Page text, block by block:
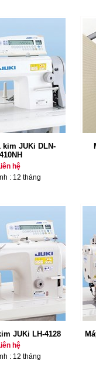
kim JUKi DLN-
hệ
: 12 tháng
JUKi LH-4128
hệ
: 12 tháng